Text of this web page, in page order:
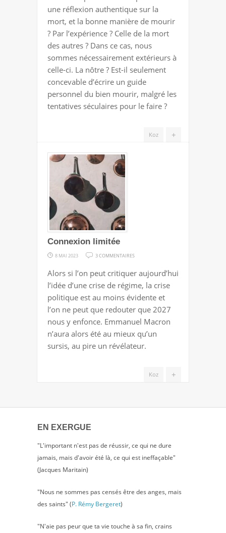
PARTIR
?
une réflexion authentique sur la
mort, et la bonne manière de mourir
? Par l’expérience ? Celle de la mort
des autres ? Dans ce cas, nous
sommes nécessairement extérieurs à
celle-ci. La nôtre ? Est-il seulement
concevable d’écrire un guide
personnel du bien mourir, malgré les
tentatives séculaires pour le faire ?
+
Koz
Connexion limitée
8 MAI 2023 3 COMMENTAIRES
LIMITÉE
Alors si l’on peut critiquer aujourd’hui
l’idée d’une crise de régime, la crise
politique est au moins évidente et
l’on ne peut que redouter que 2027
nous y enfonce. Emmanuel Macron
n’aura alors été au mieux qu’un
sursis, au pire un révélateur.
+
Koz
EN EXERGUE
"L'important n'est pas de réussir, ce qui ne dure
jamais, mais d'avoir été là, ce qui est ineffaçable"
(Jacques Maritain)
"Nous ne sommes pas censés être des anges, mais
des saints" (P. Rémy Bergeret)
"N'aie pas peur que ta vie touche à sa fin, crains